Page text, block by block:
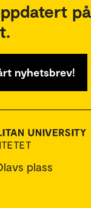
nyhetsbrev!
plass